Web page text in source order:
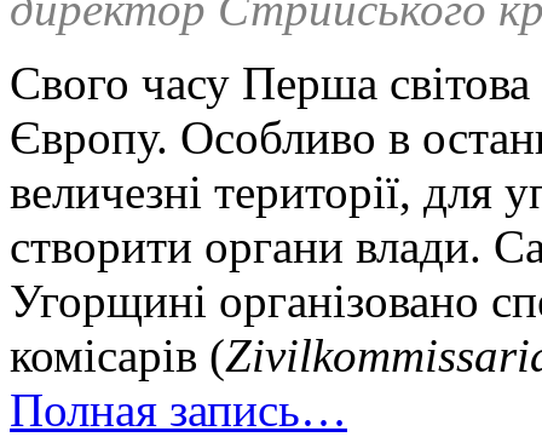
Свого часу Перша
Європу. Особливо в
величезні території, для
створити органи влади.
Угорщині організовано
комісарів (
Полная запись…